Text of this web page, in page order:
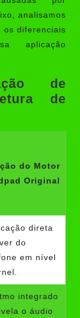
analisamos
os diferenciais
aplicação
de
de
do Motor
Original
direta
do
em nível
integrado
o áudio